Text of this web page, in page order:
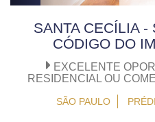
SANTA CECÍLIA -
CÓDIGO DO
EXCELENTE
RESIDENCIAL OU
SÃO PAULO